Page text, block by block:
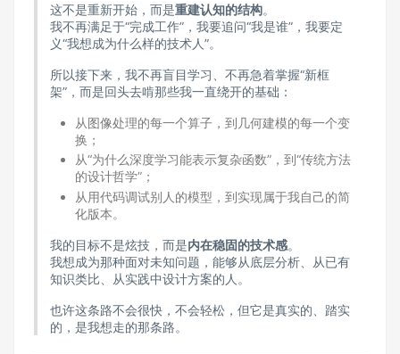
这不是重新开始，而是重建认知的结构。
我不再满足于“完成工作”，我要追问“我是谁”，我要定
义“我想成为什么样的技术人”。
所以接下来，我不再盲目学习、不再急着掌握“新框
架”，而是回头去啃那些我一直绕开的基础：
从图像处理的每一个算子，到几何建模的每一个变
换；
从“为什么深度学习能表示复杂函数”，到“传统方法
的设计哲学”；
从用代码调试别人的模型，到实现属于我自己的简
化版本。
我的目标不是炫技，而是内在稳固的技术感。
我想成为那种面对未知问题，能够从底层分析、从已有
知识类比、从实践中设计方案的人。
也许这条路不会很快，不会轻松，但它是真实的、踏实
的，是我想走的那条路。